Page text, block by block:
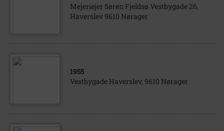
Mejeriejer Søren Fjeldsø Vestbygade 26,
Haverslev 9610 Nørager
1955
Vestbygade Haverslev, 9610 Nørager